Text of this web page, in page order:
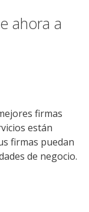
ahora a
firmas
están
firmas puedan
de negocio.